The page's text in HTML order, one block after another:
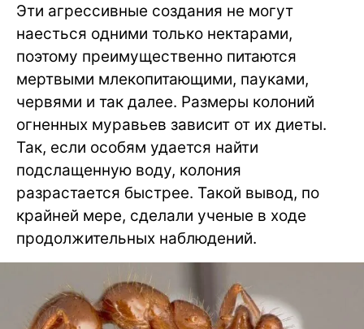
Эти агрессивные создания не могут
наесться одними только нектарами,
поэтому преимущественно питаются
мертвыми млекопитающими, пауками,
червями и так далее. Размеры колоний
огненных муравьев зависит от их диеты.
Так, если особям удается найти
подслащенную воду, колония
разрастается быстрее. Такой вывод, по
крайней мере, сделали ученые в ходе
продолжительных наблюдений.